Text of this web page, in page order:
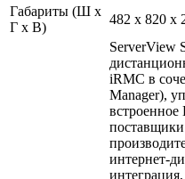
Габариты (Ш x
Г x В)
482 x 820 x
ServerView
iRMC в
Manager),
интернет-